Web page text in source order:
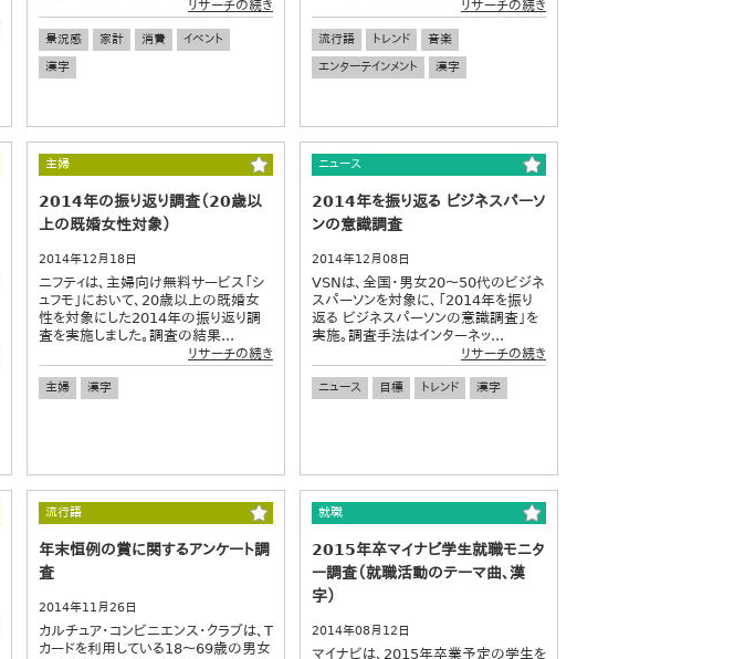
リサーチの続き
景況感 家計 消費
イベント
漢字
リサーチの続き
流行語 トレンド
音楽
エンターテインメント
漢字
主婦
2014年の振り返り調査（20歳以
上の既婚女性対象）
2014年12月18日
ニフティは、主婦向け無料サービス「シ
ュフモ」において、20歳以上の既婚女
性を対象にした2014年の振り返り調
査を実施しました。調査の結果...
リサーチの続き
主婦 漢字
ニュース
2014年を振り返る ビジネスパーソ
ンの意識調査
2014年12月08日
VSNは、全国・男女20～50代のビジネ
スパーソンを対象に、「2014年を振り
返る ビジネスパーソンの意識調査」を
実施。調査手法はインターネッ...
リサーチの続き
ニュース 目標 トレンド 漢字
流行語
年末恒例の賞に関するアンケート調
査
2014年11月26日
カルチュア・コンビニエンス・クラブは、T
カードを利用している18～69歳の男女
就職
2015年卒マイナビ学生就職モニタ
ー調査（就職活動のテーマ曲、漢
字）
2014年08月12日
マイナビは、2015年卒業予定の学生を